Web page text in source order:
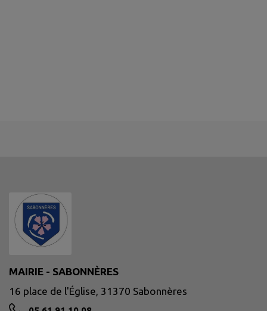
MAIRIE - SABONNÈRES
16 place de l'Église, 31370 Sabonnères